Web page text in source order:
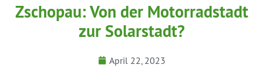
Zschopau: Von der Motorradstadt
zur Solarstadt?
April 22, 2023